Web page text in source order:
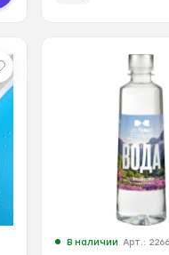
В наличии Арт.: